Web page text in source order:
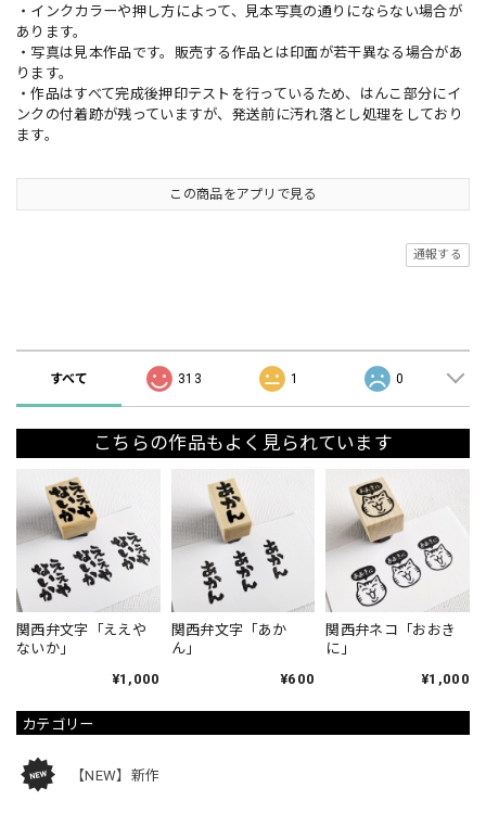
カテゴリー
【NEW】新作
・インクカラーや押し方によって、見本写真の通りにならない場合が
あります。
・写真は見本作品です。販売する作品とは印面が若干異なる場合があ
ります。
・作品はすべて完成後押印テストを行っているため、はんこ部分にイ
ンクの付着跡が残っていますが、発送前に汚れ落とし処理をしており
ます。
この商品をアプリで見る
通報する
すべて 313 1 0
こちらの作品もよく見られています
関西弁文字「ええや
ないか」
¥1,000
関西弁文字「あか
ん」
¥600
関西弁ネコ「おおき
に」
¥1,000